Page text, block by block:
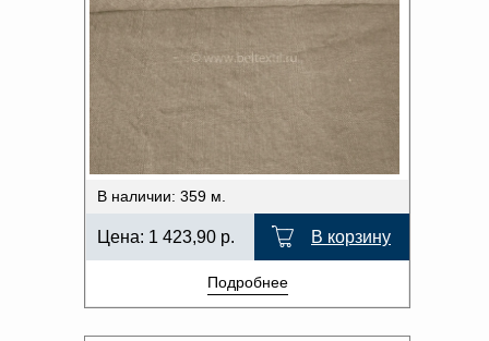
В наличии: 359 м.
Цена: 1 423,90 р. В корзину
Подробнее